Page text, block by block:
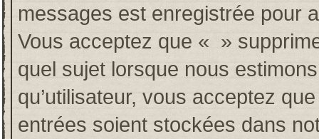
messages est enregistrée pour
Vous acceptez que « »
quel sujet lorsque nous
qu’utilisateur, vous acceptez
entrées soient stockées dans